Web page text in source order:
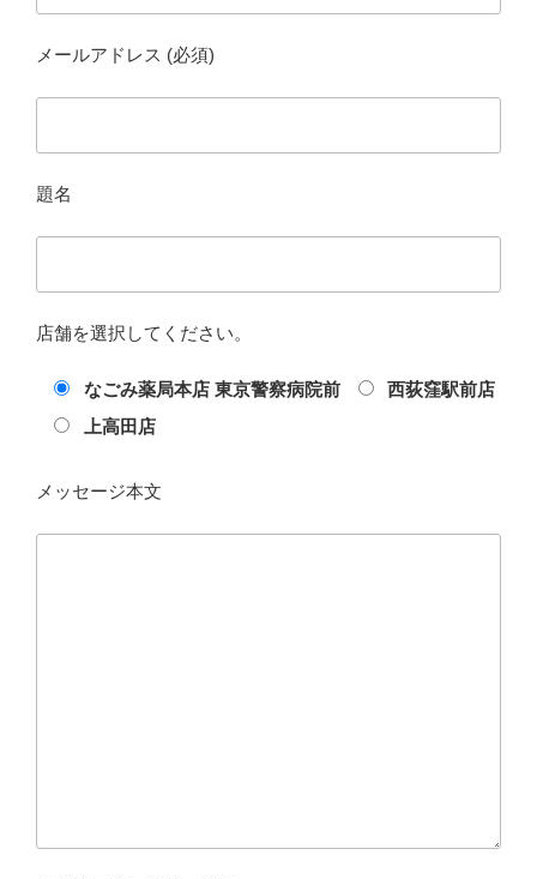
メールアドレス (必須)
題名
店舗を選択してください。
なごみ薬局本店 東京警察病院前
西荻窪駅前店
上高田店
メッセージ本文